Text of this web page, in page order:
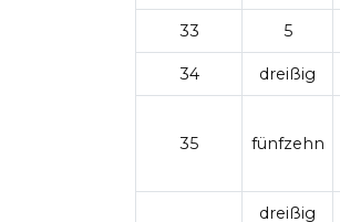
33 5
34 dreißig
35 fünfzehn
dreißig